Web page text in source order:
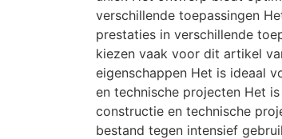
verschillende toepassingen
prestaties in verschillende
kiezen vaak voor dit artikel
eigenschappen Het is ideaal
en technische projecten Het
constructie en technische
bestand tegen intensief